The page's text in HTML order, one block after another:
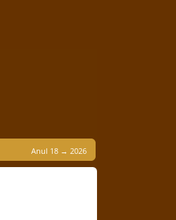
Anul 18 → 2026